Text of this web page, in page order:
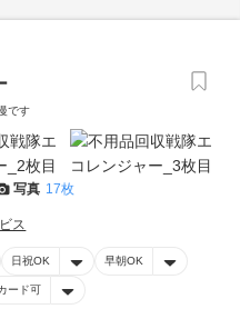
です
写真 17枚
ス
日祝OK 早朝OK
ード可